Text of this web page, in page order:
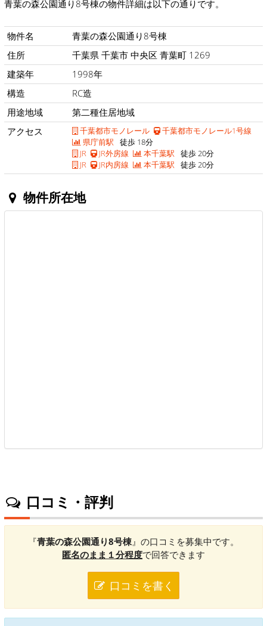
青葉の森公園通り8号棟の物件詳細は以下の通りです。
物件名
青葉の森公園通り8号棟
住所
千葉県 千葉市 中央区 青葉町 1269
建築年
1998年
構造
RC造
用途地域
第二種住居地域
アクセス
千葉都市モノレール
千葉都市モノレール1号線
県庁前駅 徒歩 18分
JR
JR外房線 本千葉駅 徒歩 20分
JR
JR内房線 本千葉駅 徒歩 20分
物件所在地
口コミ・評判
『青葉の森公園通り8号棟 』の口コミを募集中です。
匿名のまま１分程度で回答できます
口コミを書く